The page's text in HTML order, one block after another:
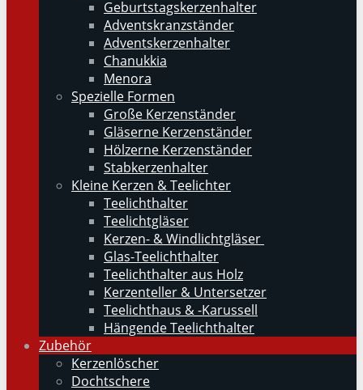
Geburtstagskerzenhalter
Adventskranzständer
Adventskerzenhalter
Chanukkia
Menora
Spezielle Formen
Große Kerzenständer
Gläserne Kerzenständer
Hölzerne Kerzenständer
Stabkerzenhalter
Kleine Kerzen & Teelichter
Teelichthalter
Teelichtgläser
Kerzen- & Windlichtgläser
Glas-Teelichthalter
Teelichthalter aus Holz
Kerzenteller & Untersetzer
Teelichthaus & -Karussell
Hängende Teelichthalter
Zubehör
Kerzenlöscher
Dochtschere